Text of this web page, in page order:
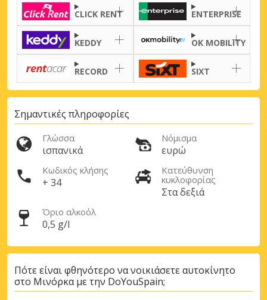
CLICK RENT ENTERPRISE
KEDDY OK MOBILITY
RECORD SIXT
Σημαντικές πληροφορίες
Γλώσσα
ισπανικά
Νόμισμα
ευρώ
Κωδικός κλήσης
+ 34
Κατεύθυνση
κυκλοφορίας
Στα δεξιά
Όριο αλκοόλ
0,5 g/l
Πότε είναι φθηνότερο να νοικιάσετε αυτοκίνητο
στο Μινόρκα με την DoYouSpain;